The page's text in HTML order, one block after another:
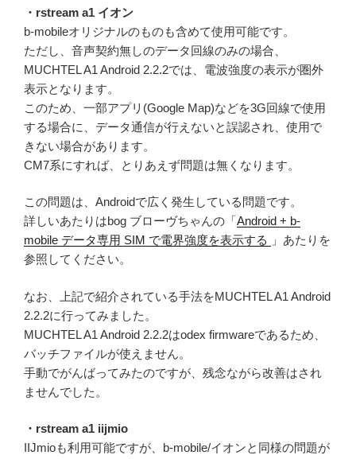
・rstream a1 イオン
b-mobileオリジナルのものも含めて使用可能です。
ただし、音声契約無しのデータ回線のみの場合、
MUCHTEL A1 Android 2.2.2では、電波強度の表示が圏外
表示となります。
このため、一部アプリ(Google Map)などを3G回線で使用
する場合に、データ通信が行えないと誤認され、使用で
きない場合があります。
CM7系にすれば、とりあえず問題は無くなります。
この問題は、Androidで広く発生している問題です。
詳しいあたりはbog ブローヴちゃんの「Android + b-
mobile データ専用 SIM で電界強度を表示する
」あたりを
参照してください。
なお、上記で紹介されている手法をMUCHTEL A1 Android
2.2.2に行ってみました。
MUCHTEL A1 Android 2.2.2はodex firmwareであるため、
バッチファイルが使えません。
手動でがんばってみたのですが、残念ながら改善はされ
ませんでした。
・rstream a1 iijmio
IIJmioも利用可能ですが、b-mobile/イオンと同様の問題が